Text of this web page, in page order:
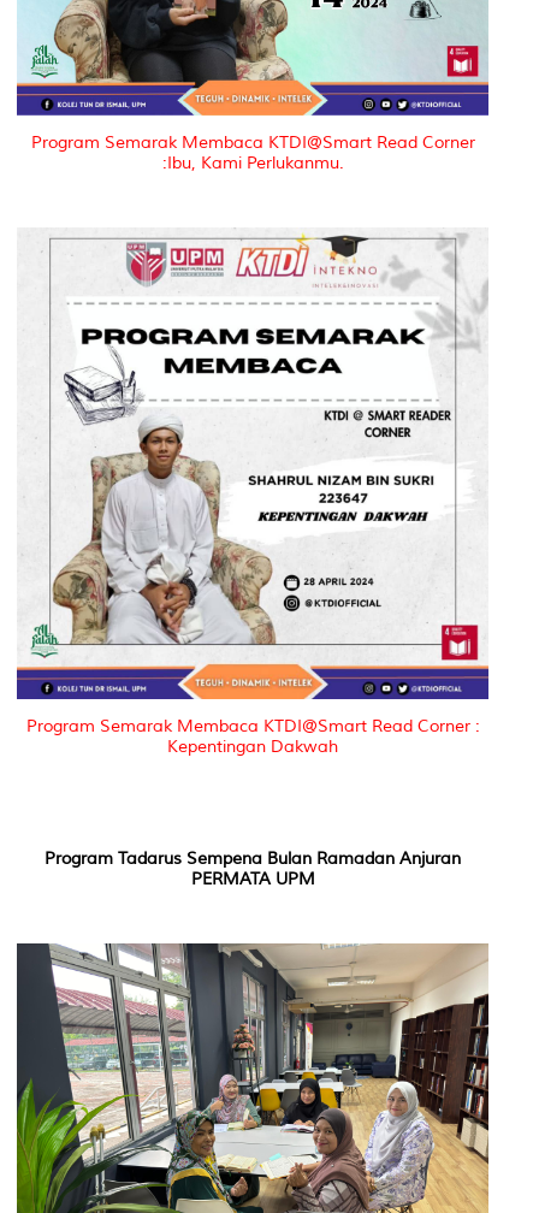
Program Semarak Membaca KTDI@Smart Read Corner
:Ibu, Kami Perlukanmu.
Program Semarak Membaca KTDI@Smart Read Corner :
Kepentingan Dakwah
Program Tadarus Sempena Bulan Ramadan Anjuran
PERMATA UPM